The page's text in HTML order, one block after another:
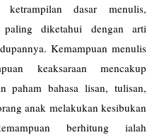
ketrampilan dasar menulis,
diketahui dengan arti
Kemampuan menulis
keaksaraan mencakup
paham bahasa lisan, tulisan,
anak melakukan kesibukan
berhitung ialah